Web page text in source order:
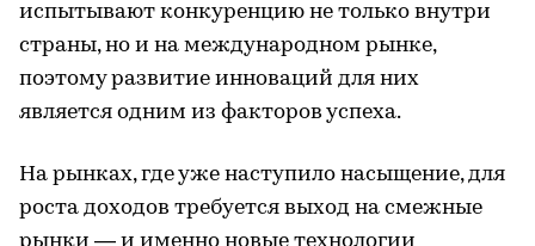
испытывают конкуренцию не только внутри
страны, но и на международном рынке,
поэтому развитие инноваций для них
является одним из факторов успеха.
На рынках, где уже наступило насыщение, для
роста доходов требуется выход на смежные